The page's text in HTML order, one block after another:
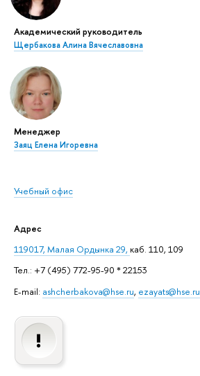
Академический руководитель
Щербакова Алина Вячеславовна
Менеджер
Заяц Елена Игоревна
Учебный офис
Адрес
119017, Малая Ордынка 29, каб. 110, 109
Тел.: +7 (495) 772-95-90 * 22153
E-mail: ashcherbakova@hse.ru, ezayats@hse.ru